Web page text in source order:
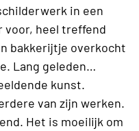
in een
voor, heel treffend
bakkerijtje overkocht
Lang geleden…
kunst.
van zijn werken.
Het is moeilijk om